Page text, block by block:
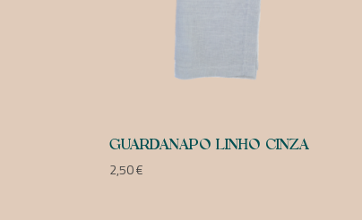
GUARDANAPO LINHO CINZA
2,50€